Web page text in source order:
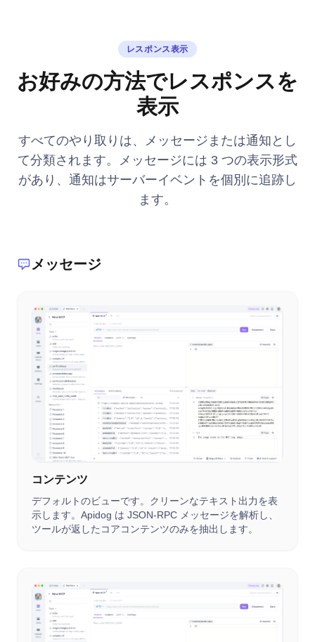
レスポンス表示
お好みの方法でレスポンスを
表示
すべてのやり取りは、メッセージまたは通知とし
て分類されます。メッセージには 3 つの表示形式
があり、通知はサーバーイベントを個別に追跡し
ます。
メッセージ
コンテンツ
デフォルトのビューです。クリーンなテキスト出力を表
示します。Apidog は JSON-RPC メッセージを解析し、
ツールが返したコアコンテンツのみを抽出します。